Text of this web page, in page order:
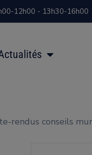
12h00 - 13h30-16h00
rendus conseils